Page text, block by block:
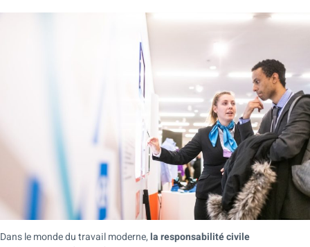
Dans le monde du travail moderne,la responsabilité civile